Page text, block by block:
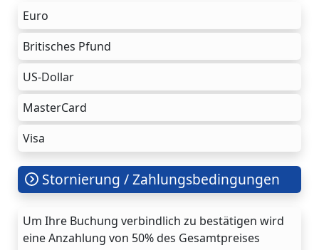
Euro
Britisches Pfund
US-Dollar
MasterCard
Visa
Stornierung / Zahlungsbedingungen
Um Ihre Buchung verbindlich zu bestätigen wird
eine Anzahlung von 50% des Gesamtpreises